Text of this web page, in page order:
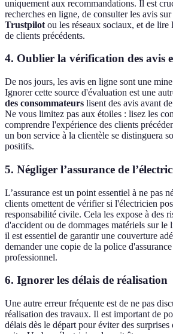
uniquement aux recommandations. Il est
recherches en ligne, de consulter les avis
Trustpilot ou les réseaux sociaux, et de lire
de clients précédents.
4. Oublier la vérification des avis
De nos jours, les avis en ligne sont une
Ignorer cette source d'évaluation est une
des consommateurs lisent des avis avant
Ne vous limitez pas aux étoiles : lisez les
comprendre l'expérience des clients
un bon service à la clientèle se distinguera
positifs.
5. Négliger l’assurance de
L’assurance est un point essentiel à ne pas
clients omettent de vérifier si l'électricien
responsabilité civile. Cela les expose à des
d'accident ou de dommages matériels sur
il est essentiel de garantir une couverture
demander une copie de la police
professionnel.
6. Ignorer les délais de réalisation
Une autre erreur fréquente est de ne pas
réalisation des travaux. Il est important de
délais dès le départ pour éviter des surprises